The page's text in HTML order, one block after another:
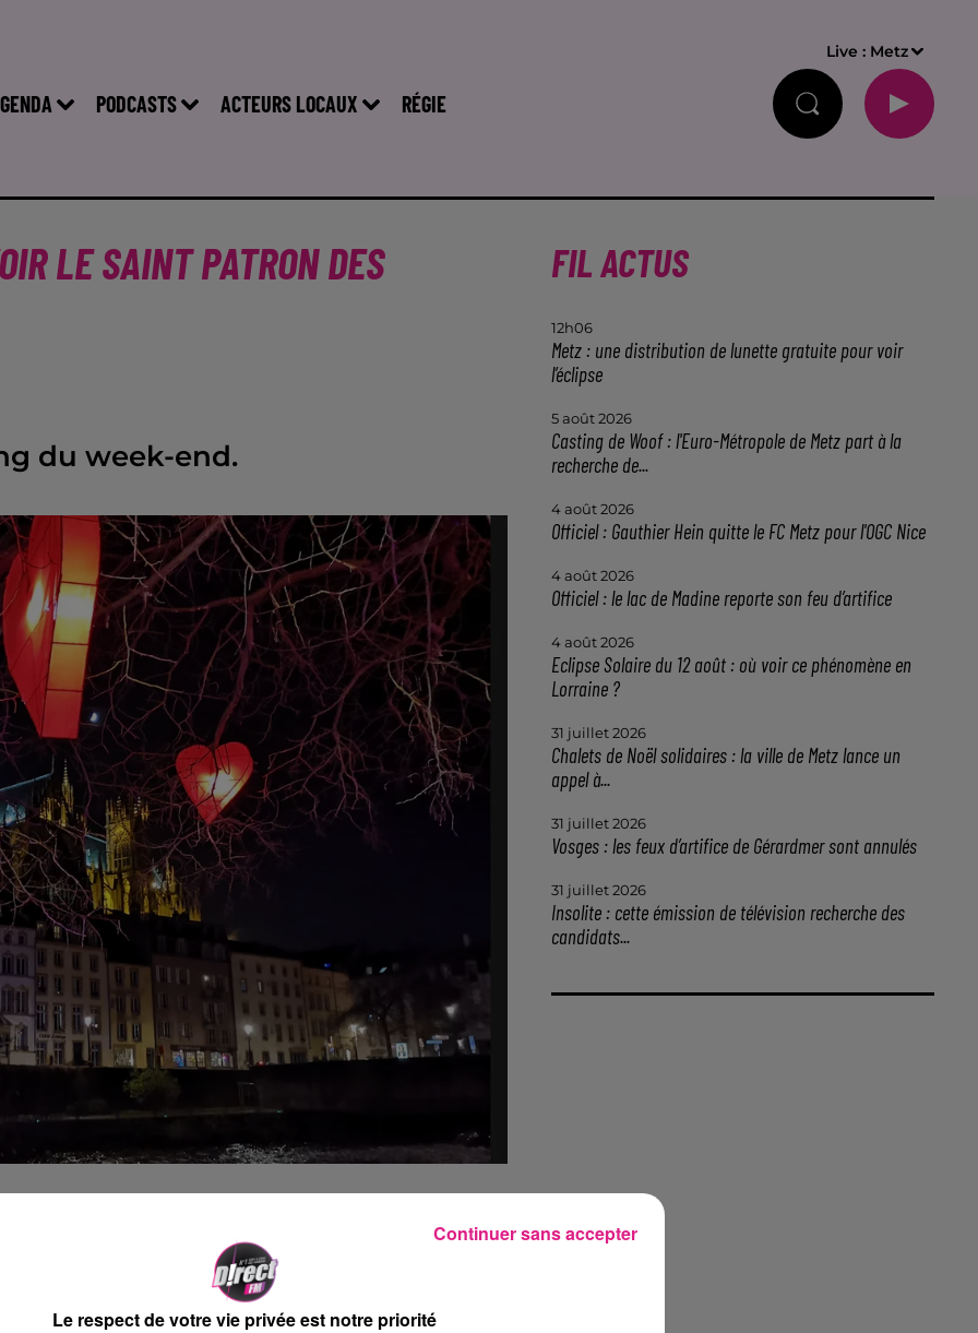
PODCASTS ACTEURS LOCAUX RÉGIE
Live : Metz
LE SAINT PATRON DES
du week-end.
à se rendre place de la comédie pour
de
Saint-Nicolas. Ce dernier sera
14h à 18h30 pour échanger avec les enfants
FIL ACTUS
12h06
Metz : une distribution de lunette gratuite pour voir
l’éclipse
5 août 2026
Casting de Woof : l'Euro-Métropole de Metz part à la
recherche de...
4 août 2026
Officiel : Gauthier Hein quitte le FC Metz pour l'OGC Nice
4 août 2026
Officiel : le lac de Madine reporte son feu d’artifice
4 août 2026
Eclipse Solaire du 12 août : où voir ce phénomène en
Lorraine ?
31 juillet 2026
Chalets de Noël solidaires : la ville de Metz lance un
appel à...
31 juillet 2026
Vosges : les feux d’artifice de Gérardmer sont annulés
31 juillet 2026
Insolite : cette émission de télévision recherche des
candidats...
Le respect de votre vie privée est notre priorité
Continuer sans accepter